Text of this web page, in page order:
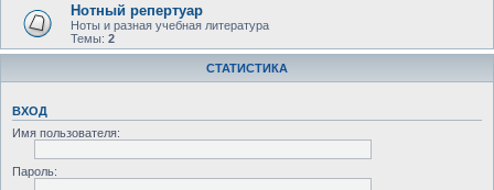
Нотный репертуар
Ноты и разная учебная литература
Темы: 2
СТАТИСТИКА
ВХОД
Имя пользователя:
Пароль: